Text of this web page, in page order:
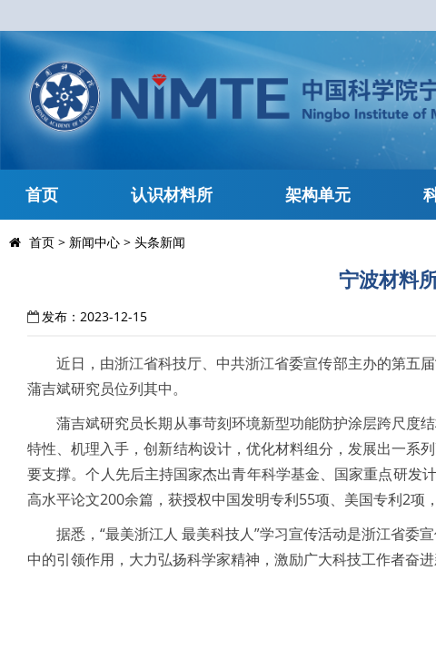
首页 认识材料所 架构单元
首页 > 新闻中心 > 头条新闻
宁波材料
发布：2023-12-15
近日，由浙江省科技厅、中共浙江省委宣传部主办的第五届
蒲吉斌研究员位列其中。
蒲吉斌研究员长期从事苛刻环境新型功能防护涂层跨尺度结
特性、机理入手，创新结构设计，优化材料组分，发展出一系
要支撑。个人先后主持国家杰出青年科学基金、国家重点研发
高水平论文200余篇，获授权中国发明专利55项、美国专利2项
据悉，“最美浙江人 最美科技人”学习宣传活动是浙江省委宣
中的引领作用，大力弘扬科学家精神，激励广大科技工作者奋